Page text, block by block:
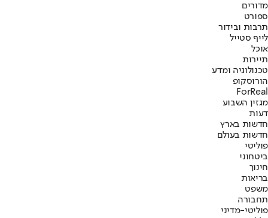
מדורים
ספורט
תרבות ובידור
לייף סטייל
אוכל
תיירות
טכנולוגיה ומדע
הורוסקופ
ForReal
מגזין השבוע
דעות
חדשות בארץ
חדשות בעולם
פוליטי
ביטחוני
חינוך
בריאות
משפט
תחבורה
פוליטי-מדיני